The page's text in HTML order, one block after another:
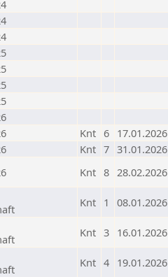
Knt 6 17.01.2026
Knt 7 31.01.2026
Knt 8 28.02.2026
Knt 1 08.01.2026
Knt 3 16.01.2026
Knt 4 19.01.2026